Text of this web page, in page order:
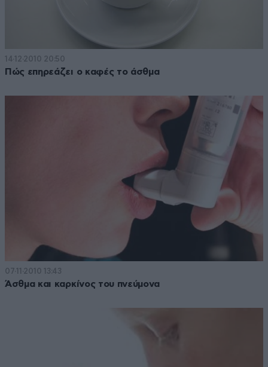
14·12·2010 20:50
Πώς επηρεάζει ο καφές το άσθμα
07·11·2010 13:43
Άσθμα και καρκίνος του πνεύμονα